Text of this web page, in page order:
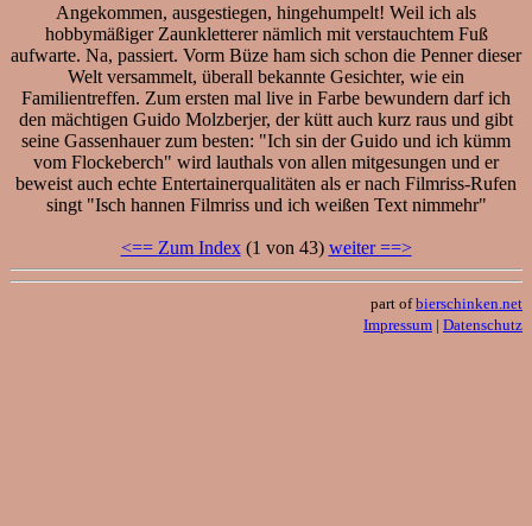
Angekommen, ausgestiegen, hingehumpelt! Weil ich als
hobbymäßiger Zaunkletterer nämlich mit verstauchtem Fuß
aufwarte. Na, passiert. Vorm Büze ham sich schon die Penner dieser
Welt versammelt, überall bekannte Gesichter, wie ein
Familientreffen. Zum ersten mal live in Farbe bewundern darf ich
den mächtigen Guido Molzberjer, der kütt auch kurz raus und gibt
seine Gassenhauer zum besten: "Ich sin der Guido und ich kümm
vom Flockeberch" wird lauthals von allen mitgesungen und er
beweist auch echte Entertainerqualitäten als er nach Filmriss-Rufen
singt "Isch hannen Filmriss und ich weißen Text nimmehr"
<== Zum Index(1 von 43) weiter ==>
part ofbierschinken.net
Impressum | Datenschutz